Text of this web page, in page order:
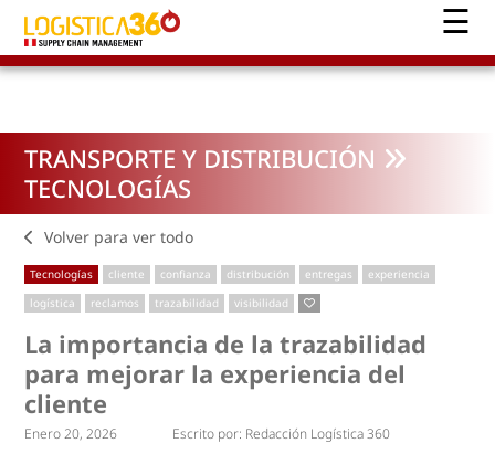
TRANSPORTE Y DISTRIBUCIÓN
TECNOLOGÍAS
Volver para ver todo
Tecnologías cliente confianza distribución entregas
experiencia
logística
reclamos trazabilidad visibilidad
La importancia de la trazabilidad
para mejorar la experiencia del
cliente
Enero 20, 2026 Escrito por: Redacción Logística 360